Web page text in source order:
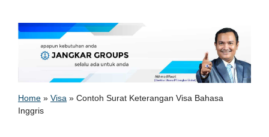
Home » Visa » Contoh Surat Keterangan Visa Bahasa
Inggris